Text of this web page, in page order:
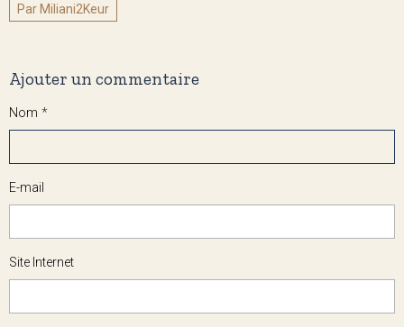
Par Miliani2Keur
Ajouter un commentaire
Nom
E-mail
Site Internet